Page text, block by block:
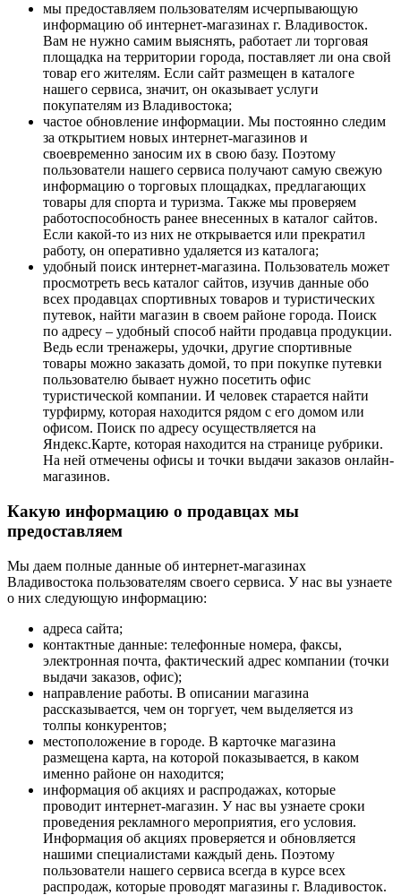
мы предоставляем пользователям исчерпывающую
информацию об интернет-магазинах г. Владивосток.
Вам не нужно самим выяснять, работает ли торговая
площадка на территории города, поставляет ли она свой
товар его жителям. Если сайт размещен в каталоге
нашего сервиса, значит, он оказывает услуги
покупателям из Владивостока;
частое обновление информации. Мы постоянно следим
за открытием новых интернет-магазинов и
своевременно заносим их в свою базу. Поэтому
пользователи нашего сервиса получают самую свежую
информацию о торговых площадках, предлагающих
товары для спорта и туризма. Также мы проверяем
работоспособность ранее внесенных в каталог сайтов.
Если какой-то из них не открывается или прекратил
работу, он оперативно удаляется из каталога;
удобный поиск интернет-магазина. Пользователь может
просмотреть весь каталог сайтов, изучив данные обо
всех продавцах спортивных товаров и туристических
путевок, найти магазин в своем районе города. Поиск
по адресу – удобный способ найти продавца продукции.
Ведь если тренажеры, удочки, другие спортивные
товары можно заказать домой, то при покупке путевки
пользователю бывает нужно посетить офис
туристической компании. И человек старается найти
турфирму, которая находится рядом с его домом или
офисом. Поиск по адресу осуществляется на
Яндекс.Карте, которая находится на странице рубрики.
На ней отмечены офисы и точки выдачи заказов онлайн-
магазинов.
Какую информацию о продавцах мы
предоставляем
Мы даем полные данные об интернет-магазинах
Владивостока пользователям своего сервиса. У нас вы узнаете
о них следующую информацию:
адреса сайта;
контактные данные: телефонные номера, факсы,
электронная почта, фактический адрес компании (точки
выдачи заказов, офис);
направление работы. В описании магазина
рассказывается, чем он торгует, чем выделяется из
толпы конкурентов;
местоположение в городе. В карточке магазина
размещена карта, на которой показывается, в каком
именно районе он находится;
информация об акциях и распродажах, которые
проводит интернет-магазин. У нас вы узнаете сроки
проведения рекламного мероприятия, его условия.
Информация об акциях проверяется и обновляется
нашими специалистами каждый день. Поэтому
пользователи нашего сервиса всегда в курсе всех
распродаж, которые проводят магазины г. Владивосток.